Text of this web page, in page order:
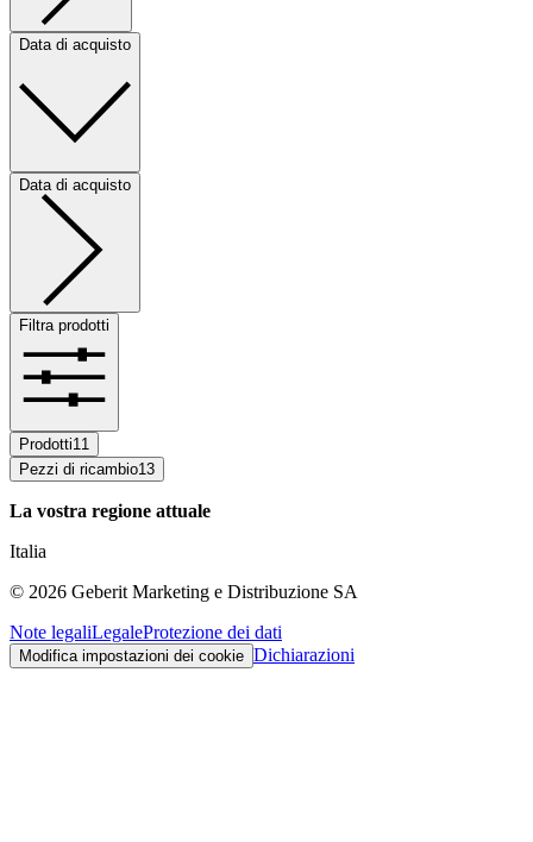
Data di acquisto
Data di acquisto
Filtra prodotti
Prodotti11
Pezzi di ricambio13
La vostra regione attuale
Italia
© 2026 Geberit Marketing e Distribuzione SA
Note legaliLegaleProtezione dei dati
Modifica impostazioni dei cookie Dichiarazioni